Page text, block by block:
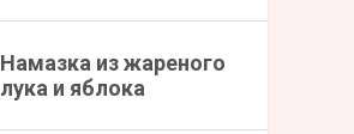
Намазка из жареного
лука и яблока